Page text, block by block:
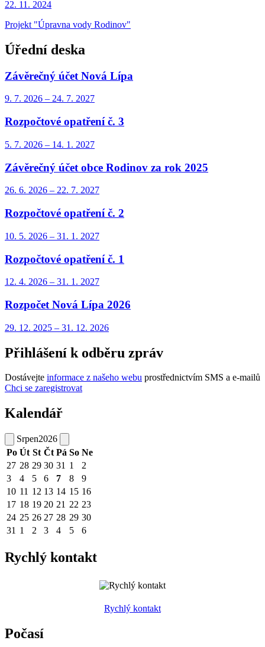
22. 11. 2024
Projekt "Úpravna vody Rodinov"
Úřední deska
Závěrečný účet Nová Lípa
9. 7. 2026 – 24. 7. 2027
Rozpočtové opatření č. 3
5. 7. 2026 – 14. 1. 2027
Závěrečný účet obce Rodinov za rok 2025
26. 6. 2026 – 22. 7. 2027
Rozpočtové opatření č. 2
10. 5. 2026 – 31. 1. 2027
Rozpočtové opatření č. 1
12. 4. 2026 – 31. 1. 2027
Rozpočet Nová Lípa 2026
29. 12. 2025 – 31. 12. 2026
Přihlášení k odběru zpráv
Dostávejte informace z našeho webu prostřednictvím SMS a e-mailů
Chci se zaregistrovat
Kalendář
Srpen2026
Po Út St Čt Pá So Ne
27 28 29 30 31 1
2
3
4 5 6 7 8
9
10 11 12 13 14 15 16
17 18 19 20 21 22 23
24 25 26 27 28 29 30
31 1 2 3 4 5 6
Rychlý kontakt
Rychlý kontakt
Počasí